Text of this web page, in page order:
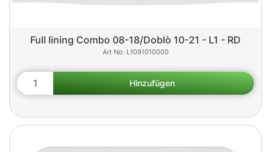
Full lining Combo 08-18/Doblò 10-21 - L1 - RD
L1091010000